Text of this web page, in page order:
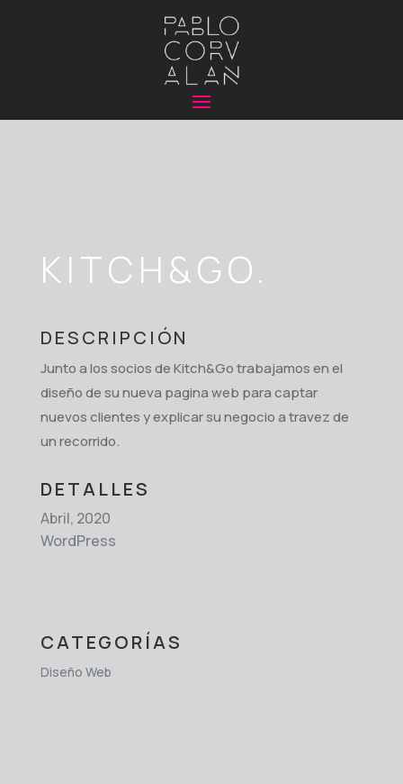
KITCH&GO.
DESCRIPCIÓN
Junto a los socios de Kitch&Go trabajamos en el
diseño de su nueva pagina web para captar
nuevos clientes y explicar su negocio a travez de
un recorrido.
DETALLES
Abril, 2020
WordPress
CATEGORÍAS
Diseño Web